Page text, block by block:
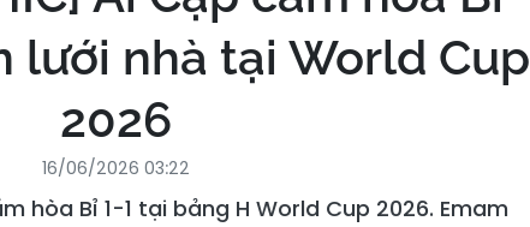
lưới nhà tại World Cup
2026
16/06/2026 03:22
hòa Bỉ 1-1 tại bảng H World Cup 2026. Emam